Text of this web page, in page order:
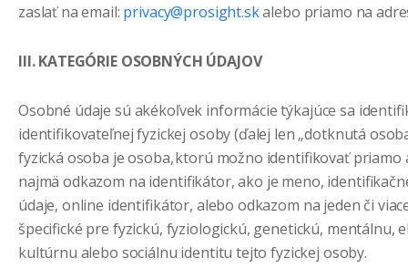
zaslať na email: privacy@prosight.skalebo priamo na
III. KATEGÓRIE OSOBNÝCH ÚDAJOV
Osobné údaje sú akékoľvek informácie týkajúce sa
identifikovateľnej fyzickej osoby (ďalej len „dotknutá
fyzická osoba je osoba, ktorú možno identifikovať priamo
najmä odkazom na identifikátor, ako je meno,
údaje, online identifikátor, alebo odkazom na jeden či
špecifické pre fyzickú, fyziologickú, genetickú, mentálnu,
kultúrnu alebo sociálnu identitu tejto fyzickej osoby.